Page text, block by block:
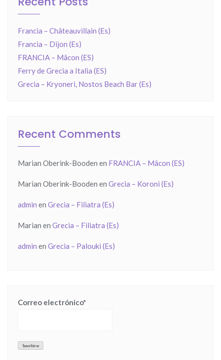
Francia – Châteauvillain (Es)
Francia – Dijon (Es)
FRANCIA – Mâcon (ES)
Ferry de Grecia a Italia (ES)
Grecia – Kryoneri, Nostos Beach Bar (Es)
Recent Comments
Marian Oberink-Booden en FRANCIA – Mâcon (ES)
Marian Oberink-Booden en Grecia – Koroni (Es)
admin en Grecia – Filiatra (Es)
Marian en Grecia – Filiatra (Es)
admin en Grecia – Palouki (Es)
Correo electrónico*